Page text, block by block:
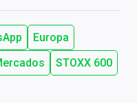
Europa
STOXX 600